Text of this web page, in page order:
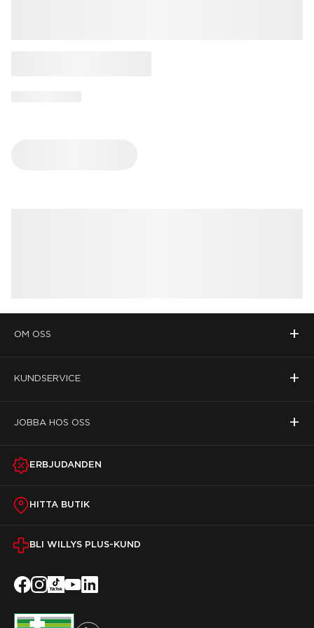
OM OSS +
KUNDSERVICE +
JOBBA HOS OSS +
ERBJUDANDEN
HITTA BUTIK
BLI WILLYS PLUS-KUND